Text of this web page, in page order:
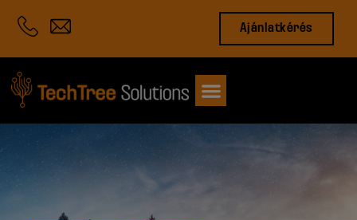
Ajánlatkérés